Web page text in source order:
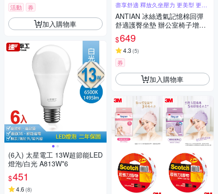
活動 券
加入購物車
(6入) 太星電工 13W超節能LED
燈泡/白光 A813W*6
$451
4.6 (8)
盡享舒適 釋放久坐壓力 更美型 更健
康
ANTIAN 冰絲透氣記憶棉回彈
舒適護臀坐墊 辦公室椅子增高
坐墊 屁股棉墊 孕婦坐墊 車用坐
墊 痔瘡墊
$649
4.3 (5)
券
加入購物車